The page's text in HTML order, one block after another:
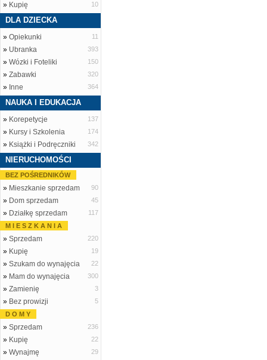
» Kupię 10
DLA DZIECKA
» Opiekunki 11
» Ubranka 393
» Wózki i Foteliki 150
» Zabawki 320
» Inne 364
NAUKA I EDUKACJA
» Korepetycje 137
» Kursy i Szkolenia 174
» Książki i Podręczniki 342
NIERUCHOMOŚCI
BEZ POŚREDNIKÓW
» Mieszkanie sprzedam 90
» Dom sprzedam 45
» Działkę sprzedam
117
M I E S Z K A N I A
» Sprzedam 220
» Kupię 19
» Szukam do wynajęcia 22
» Mam do wynajęcia 300
» Zamienię 3
» Bez prowizji
5
D O M Y
» Sprzedam 236
» Kupię 22
» Wynajmę 29